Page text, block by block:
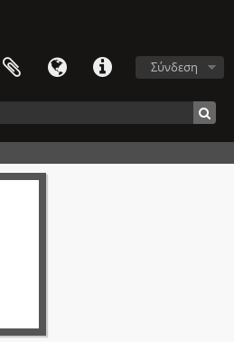
Σύνδεση